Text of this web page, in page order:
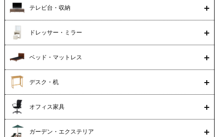
テレビ台・収納
ドレッサー・ミラー
ベッド・マットレス
デスク・机
オフィス家具
ガーデン・エクステリア